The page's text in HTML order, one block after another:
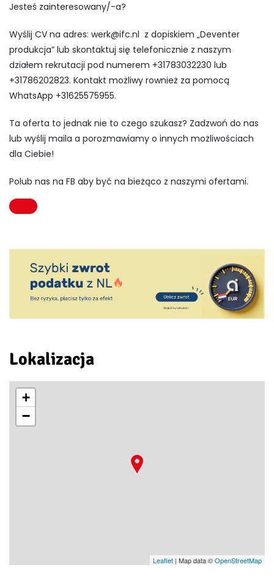
Jesteś zainteresowany/-a?
Wyślij CV na adres: werk@ifc.nl z dopiskiem „Deventer
produkcja” lub skontaktuj się telefonicznie z naszym
działem rekrutacji pod numerem +31783032230 lub
+31786202823. Kontakt możliwy rownież za pomocą
WhatsApp +31625575955.
Ta oferta to jednak nie to czego szukasz? Zadzwoń do nas
lub wyślij maila a porozmawiamy o innych możliwościach
dla Ciebie!
Polub nas na FB aby być na bieżąco z naszymi ofertami.
Lokalizacja
+
−
Leaflet | Map data ©OpenStreetMap